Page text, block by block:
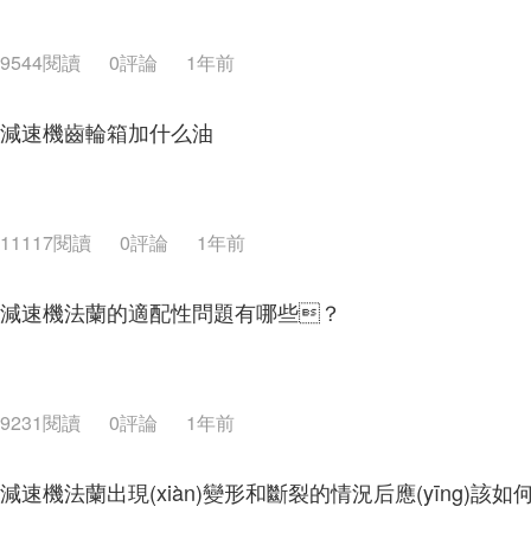
9544閱讀 0評論 1年前
減速機齒輪箱加什么油
11117閱讀 0評論 1年前
減速機法蘭的適配性問題有哪些？
9231閱讀 0評論 1年前
減速機法蘭出現(xiàn)變形和斷裂的情況后應(yīng)該如